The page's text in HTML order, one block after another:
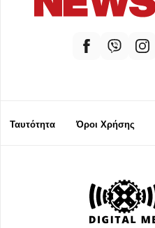
Ταυτότητα Όροι Χρήσης